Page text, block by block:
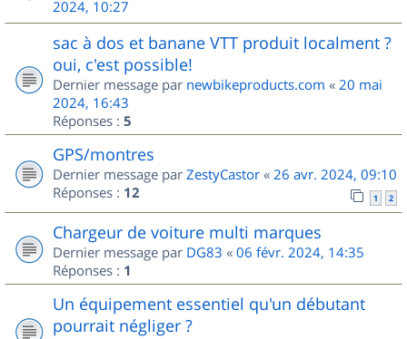
2024, 10:27
sac à dos et banane VTT produit localment ?
oui, c'est possible!
Dernier message par newbikeproducts.com « 20 mai
2024, 16:43
Réponses : 5
GPS/montres
Dernier message par ZestyCastor « 26 avr. 2024, 09:10
Réponses : 12 1 2
Chargeur de voiture multi marques
Dernier message par DG83 « 06 févr. 2024, 14:35
Réponses : 1
Un équipement essentiel qu'un débutant
pourrait négliger ?